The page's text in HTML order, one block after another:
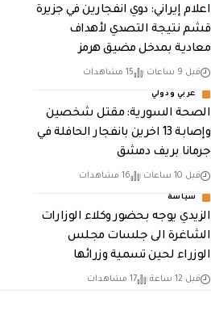
اعلام إيراني: دوي انفجارين في جزيرة
قشم نتيجة التصدي لأهداف
معادية بمدخل مضيق هرمز
قبل 9 ساعات 15 مشاهدات
عربي ودولي
الصحة السورية: مقتل شخصين
وإصابة 13 اخرين بانفجار الحافلة في
جرمانا بريف دمشق
قبل 10 ساعات 16 مشاهدات
سياسة
الزيدي يوجه بحضور وكلاء الوزارات
الشاغرة الى جلسات مجلس
الوزراء لحين تسمية وزرائها
قبل 12 ساعة 17 مشاهدات